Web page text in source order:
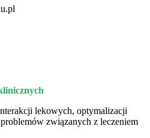
lekowych, optymalizacji
związanych z leczeniem